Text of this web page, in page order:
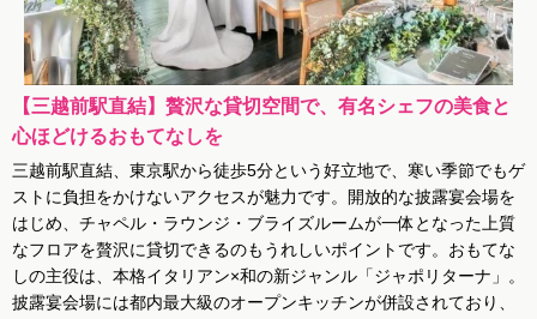
【三越前駅直結】贅沢な貸切空間で、有名シェフの美食と
心ほどけるおもてなしを
三越前駅直結、東京駅から徒歩5分という好立地で、寒い季節でもゲ
ストに負担をかけないアクセスが魅力です。開放的な披露宴会場を
はじめ、チャペル・ラウンジ・ブライズルームが一体となった上質
なフロアを贅沢に貸切できるのもうれしいポイントです。おもてな
しの主役は、本格イタリアン×和の新ジャンル「ジャポリターナ」。
披露宴会場には都内最大級のオープンキッチンが併設されており、